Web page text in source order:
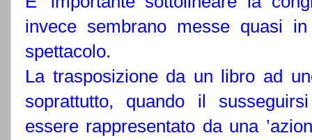
invece sembrano messe quasi
spettacolo.
La trasposizione da un libro ad
soprattutto, quando il
essere rappresentato da una